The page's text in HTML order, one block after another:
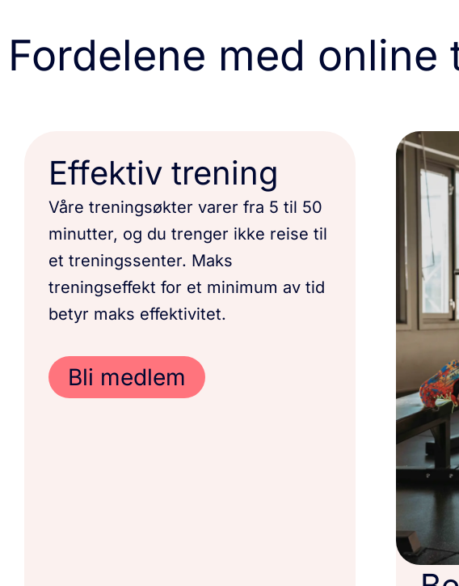
Fordelene med
Effektiv trening
Våre treningsøkter varer fra 5 til 50
minutter, og du trenger ikke reise til
et treningssenter. Maks
treningseffekt for et minimum av tid
betyr maks effektivitet.
Bli medlem